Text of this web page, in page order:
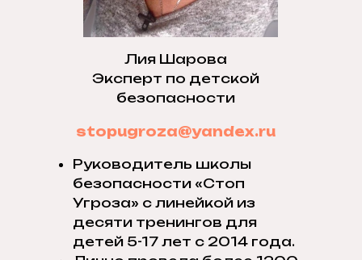
Лия Шарова
Эксперт по детской
безопасности
stopugroza@yandex.ru
Руководитель школы
безопасности «Стоп
Угроза» с линейкой из
десяти тренингов для
детей 5-17 лет с 2014 года.